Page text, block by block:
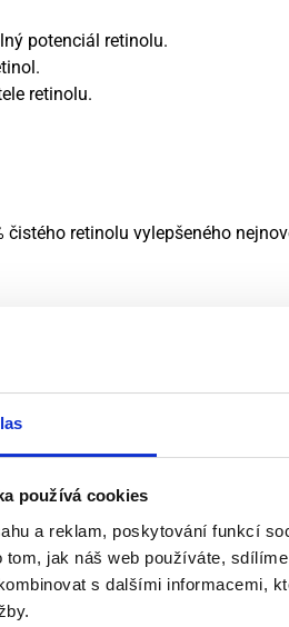
používá cookies
a reklam, poskytování funkcí
tom, jak náš web používáte,
s dalšími informacemi,
potenciál retinolu.
retinolu.
čistého retinolu vylepšeného
na vyčištěnou suchou
nechte produkt vstřebat.
dvakrát týdně, postupně
si konzistentní kožní toleranci.
tohoto produktu vždy
dermatologem byla
póry, nerovnoměrným
SkinCeuticals Sheer Physical